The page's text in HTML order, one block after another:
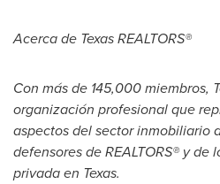
Acerca de TexasREALTORS®
Con más de 145,000 miembros,
organización profesional que
aspectos del sector inmobiliario
defensores deREALTORS® y de
privada en Texas.